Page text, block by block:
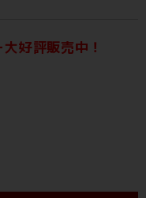
好評販売中！